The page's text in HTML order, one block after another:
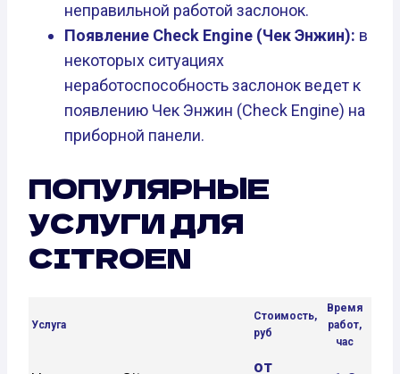
неправильной работой заслонок.
Появление Check Engine (Чек Энжин): в
некоторых ситуациях
неработоспособность заслонок ведет к
появлению Чек Энжин (Check Engine) на
приборной панели.
ПОПУЛЯРНЫЕ
УСЛУГИ ДЛЯ
CITROEN
Услуга
Стоимость,
руб
Время
работ,
час
от